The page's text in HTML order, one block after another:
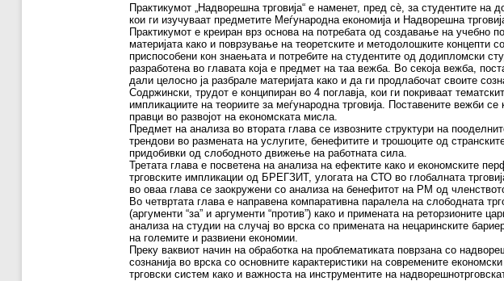
Практикумот „Надворешна трговија“ е наменет, пред сè, за студентите
кои ги изучуваат предметите Меѓународна економија и Надворешна
Практикумот е креиран врз основа на потребата од создавање на учебно
материјата како и поврзување на теоретските и методолошките концепти
приспособени кон знаењата и потребите на студентите од додипломски
разработена во главата која е предмет на таа вежба. Во секоја вежба,
дали целосно ја разбрале материјата како и да ги продлабочат своите
Содржински, трудот е конципиран во 4 поглавја, кои ги покриваат
импликациите на теориите за меѓународна трговија. Поставените вежби
правци во развојот на економската мисла.
Предмет на анализа во втората глава се извозните структури на
трендови во размената на услугите, бенефитите и трошоците од
придобивки од слободното движење на работната сила.
Третата глава е посветена на анализа на ефектите како и економските
трговските импликации од БРЕГЗИТ, улогата на СТО во глобалната
во оваа глава се заокружени со анализа на бенефитот на РМ од
Во четвртата глава е направена компаративна паралела на слободната
(аргументи “за” и аргументи “против”) како и примената на реторзионите
анализа на студии на случај во врска со примената на нецаринските
на големите и развиени економии.
Преку ваквиот начин на обработка на проблематиката поврзана со
сознанија во врска со основните карактеристики на современите
трговски систем како и важноста на инструментите на